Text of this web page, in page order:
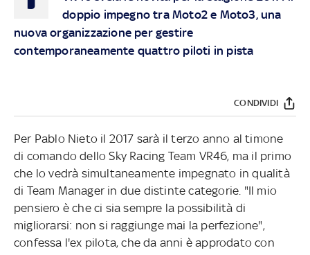
doppio impegno tra Moto2 e Moto3, una
nuova organizzazione per gestire
contemporaneamente quattro piloti in pista
CONDIVIDI
Per Pablo Nieto il 2017 sarà il terzo anno al timone
di comando dello Sky Racing Team VR46, ma il primo
che lo vedrà simultaneamente impegnato in qualità
di Team Manager in due distinte categorie. "Il mio
pensiero è che ci sia sempre la possibilità di
migliorarsi: non si raggiunge mai la perfezione",
confessa l'ex pilota, che da anni è approdato con